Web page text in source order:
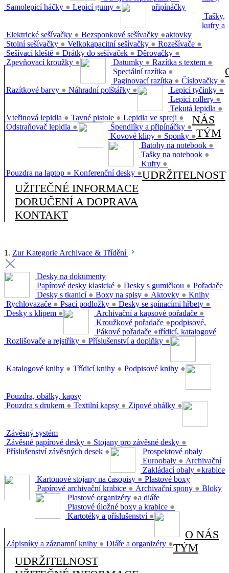
Samolepicí háčky ● Lepicí gumy ●
Elektrické sešívačky ● Bezsponkové sešívačky ●
Stolní sešívačky ● Velkokapacitní sešívačky ● Rozešívače ●
Sešívací kleště ● Drátky do sešívaček ● Děrovačky ●
Zpevňovací kroužky ● Datumky ● Razítka s textem ●
Speciální razítka ●
Paginovací razítka ● Číslovačky ●
Razítkové barvy ● Náhradní polštářky ● Lepicí tyčinky ●
Lepicí rollery ●
Tekutá lepidla ●
Vteřinová lepidla ● Tavné pistole ● Lepidla ve spreji ●
Odstraňovač lepidla ●
připínáčky
Špendlíky a připínáčky ●
Kovové klipy ● Sponky ●
Tašky,
kufry a
aktovky
Batohy na notebook ●
Tašky na notebook ●
Kufry ●
Pouzdra na laptop ● Konferenční desky ●
NÁS
TÝM
UDRŽITELNOST
UŽITEČNÉ INFORMACE
DORUČENÍ A DOPRAVA
KONTAKT
1. Zur Kategorie Archivace & Třídění
Desky na dokumenty
Papírové desky klasické ● Desky s gumičkou ●
Desky s tkanicí ● Boxy na spisy ● Aktovky ●
Rychlovazače ● Psací podložky ● Desky se spínacími hřbety ●
Desky s klipem ●
Pořadače
Archivační a kapsové pořadače ●
Kroužkové pořadače ●
Pákové pořadače ●
Rozlišovače a rejstříky ● Příslušenství a doplňky ●
Knihy
podpisové,
třídicí, katalogové
Katalogové knihy ● Třídicí knihy ● Podpisové knihy ●
Pouzdra, obálky, kapsy
Pouzdra s drukem ● Textilní kapsy ● Zipové obálky ●
Závěsný systém
Závěsné papírové desky ● Stojany pro závěsné desky ●
Příslušenství závěsných desek ●
Prospektové obaly
Euroobaly ●
Zakládací obaly ●
Archivační
krabice
Kartonové stojany na časopisy ●
Papírové archivační krabice ● Archivační spony ●
Plastové boxy
Plastové organizéry ●
Plastové úložné boxy a krabice ●
Kartotéky a příslušenství ●
Bloky
a diáře
Zápisníky a záznamní knihy ● Diáře a organizéry ●
O NÁS
TÝM
UDRŽITELNOST